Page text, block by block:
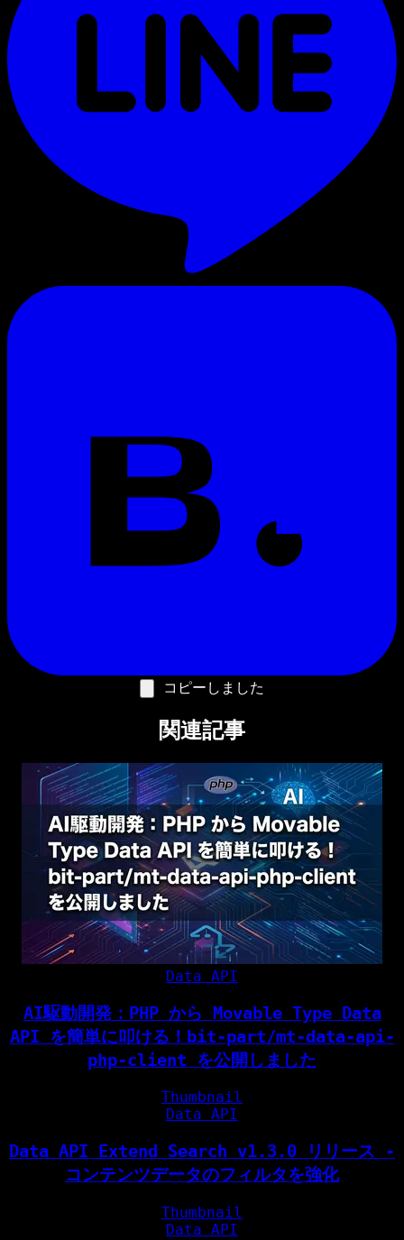
コピーしました
関連記事
Data API
AI駆動開発：PHP から Movable Type Data
API を簡単に叩ける！bit-part/mt-data-api-
php-client を公開しました
Thumbnail
Data API
Data API Extend Search v1.3.0 リリース -
コンテンツデータのフィルタを強化
Thumbnail
Data API